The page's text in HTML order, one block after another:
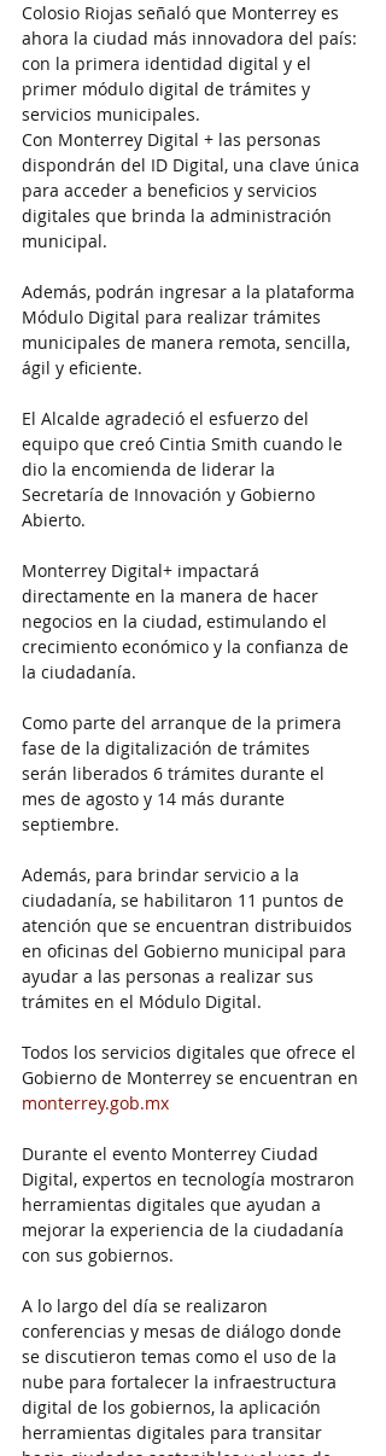
Colosio Riojas señaló que Monterrey es
ahora la ciudad más innovadora del país:
con la primera identidad digital y el
primer módulo digital de trámites y
servicios municipales.
Con Monterrey Digital + las personas
dispondrán del ID Digital, una clave única
para acceder a beneficios y servicios
digitales que brinda la administración
municipal.
Además, podrán ingresar a la plataforma
Módulo Digital para realizar trámites
municipales de manera remota, sencilla,
ágil y eficiente.
El Alcalde agradeció el esfuerzo del
equipo que creó Cintia Smith cuando le
dio la encomienda de liderar la
Secretaría de Innovación y Gobierno
Abierto.
Monterrey Digital+ impactará
directamente en la manera de hacer
negocios en la ciudad, estimulando el
crecimiento económico y la confianza de
la ciudadanía.
Como parte del arranque de la primera
fase de la digitalización de trámites
serán liberados 6 trámites durante el
mes de agosto y 14 más durante
septiembre.
Además, para brindar servicio a la
ciudadanía, se habilitaron 11 puntos de
atención que se encuentran distribuidos
en oficinas del Gobierno municipal para
ayudar a las personas a realizar sus
trámites en el Módulo Digital.
Todos los servicios digitales que ofrece el
Gobierno de Monterrey se encuentran en
monterrey.gob.mx
Durante el evento Monterrey Ciudad
Digital, expertos en tecnología mostraron
herramientas digitales que ayudan a
mejorar la experiencia de la ciudadanía
con sus gobiernos.
A lo largo del día se realizaron
conferencias y mesas de diálogo donde
se discutieron temas como el uso de la
nube para fortalecer la infraestructura
digital de los gobiernos, la aplicación
herramientas digitales para transitar